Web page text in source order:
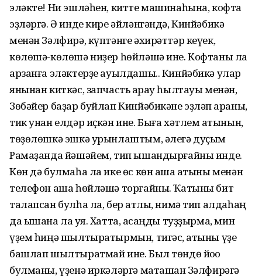
эләкте! Ни эшләһен, китте машинаһына, кофта
эҙләргә. Ә инде кире әйләнгәндә, Кинйәбикә
менән Зәлфирә, күптәнге әхирәттәр кеүек,
көлөшә-көлөшә ниҙер һөйләшә ине. Кофтаны ла
арзанға эләктерҙе ауылдашы.. Кинйәбикә улар
янынан киткәс, запчасть ҡарау һылтауы менән,
Зөбәйер баҙар буйлап Кинйәбикәне эҙләп ҡараны,
тик унан елдәр иҫкән ине. Быға хәтлем ҡатынын,
төҙөлөшкә эшкә урынлаштым, әлегә дуҫым
Рамаҙанда йәшәйем, тип ышандырғайны инде.
Көн дә булмаһа ла ике өс көн аша ҡатыны менән
телефон аша һөйләшә торғайны. Ҡатыны бит
талапсан булһа ла, бер ҡатлы, нимә тип алдаһаң
да ышана ла ҡуя. Хатта, аҡсаңды туҙҙырма, мин
үҙем һиңә шылтыратырмын, тигәс, ҡатыны үҙе
башлап шылтыратмай ине. Был төндө йоҡо
булманы, үҙенә иркәләргә маташҡан Зәлфирәгә